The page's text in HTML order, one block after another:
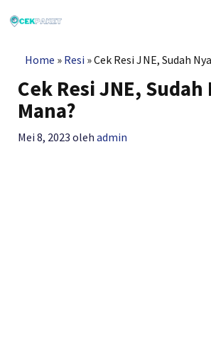
ke
Home » Resi »Cek Resi JNE, Sudah
Cek Resi JNE, Sudah
Mana?
Mei 8, 2023 olehadmin